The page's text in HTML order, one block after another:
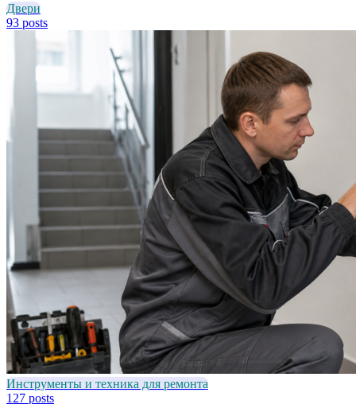
Двери
93 posts
Инструменты и техника для ремонта
127 posts